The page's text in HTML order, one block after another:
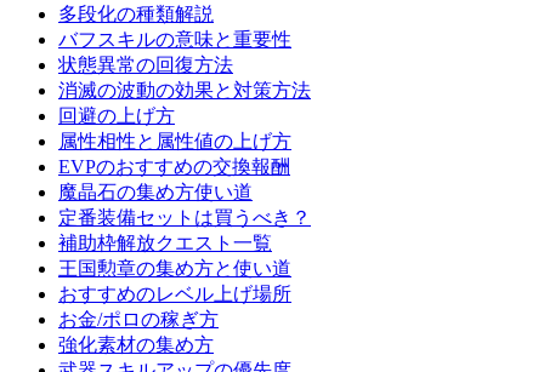
多段化の種類解説
バフスキルの意味と重要性
状態異常の回復方法
消滅の波動の効果と対策方法
回避の上げ方
属性相性と属性値の上げ方
EVPのおすすめの交換報酬
魔晶石の集め方使い道
定番装備セットは買うべき？
補助枠解放クエスト一覧
王国勲章の集め方と使い道
おすすめのレベル上げ場所
お金/ポロの稼ぎ方
強化素材の集め方